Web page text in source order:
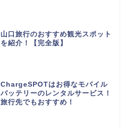
山口旅行のおすすめ観光スポット
を紹介！【完全版】
ChargeSPOTはお得なモバイル
バッテリーのレンタルサービス！
旅行先でもおすすめ！